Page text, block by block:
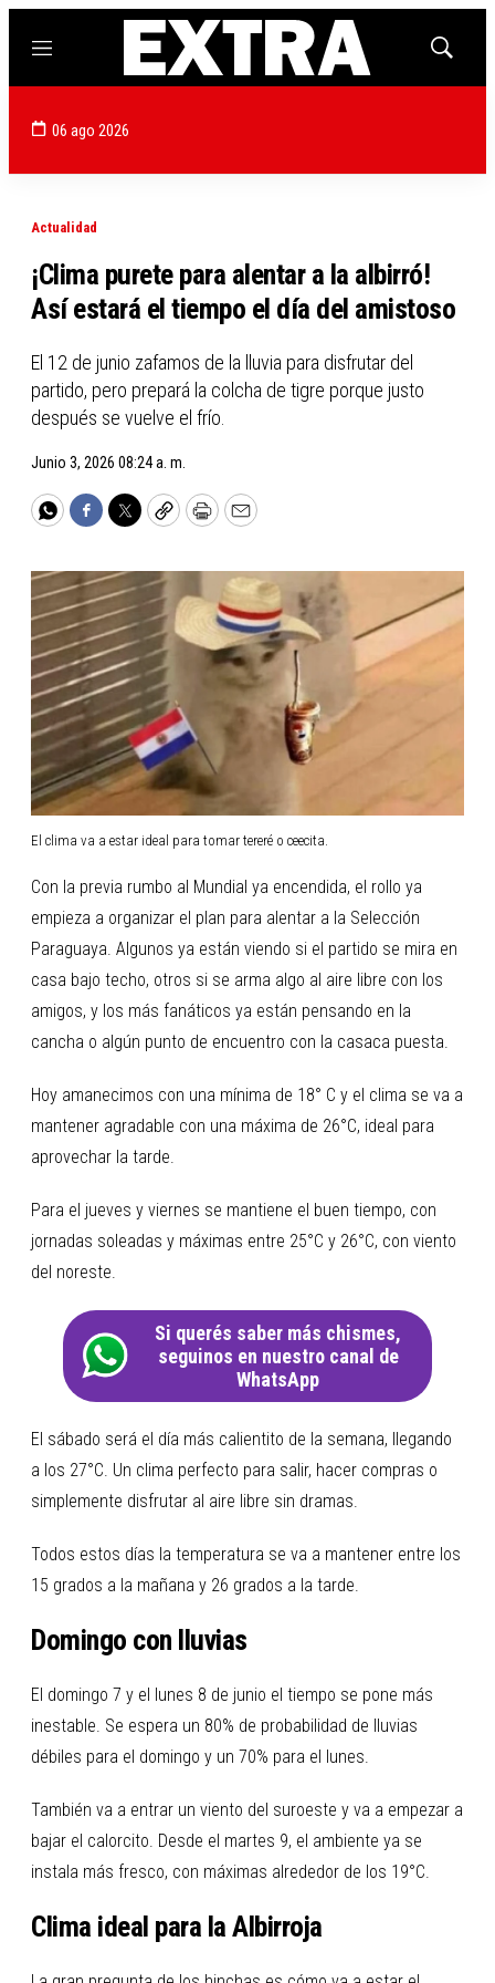
Menú
Mostrar
06 ago 2026
Actualidad
¡Clima purete para alentar a la albirró!
Así estará el tiempo el día del amistoso
El 12 de junio zafamos de la lluvia para disfrutar del
partido, pero prepará la colcha de tigre porque justo
después se vuelve el frío.
Junio 3, 2026 08:24 a. m.
WhatsApp
Facebook
TwitterCopyPrintEmail
El clima va a estar ideal para tomar tereré o ceecita.
Con la previa rumbo al Mundial ya encendida, el rollo ya
empieza a organizar el plan para alentar a la Selección
Paraguaya. Algunos ya están viendo si el partido se mira en
casa bajo techo, otros si se arma algo al aire libre con los
amigos, y los más fanáticos ya están pensando en la
cancha o algún punto de encuentro con la casaca puesta.
Hoy amanecimos con una mínima de 18° C y el clima se va a
mantener agradable con una máxima de 26°C, ideal para
aprovechar la tarde.
Para el jueves y viernes se mantiene el buen tiempo, con
jornadas soleadas y máximas entre 25°C y 26°C, con viento
del noreste.
Si querés saber más chismes,
seguinos en nuestro canal de
WhatsApp
El sábado será el día más calientito de la semana, llegando
a los 27°C. Un clima perfecto para salir, hacer compras o
simplemente disfrutar al aire libre sin dramas.
Todos estos días la temperatura se va a mantener entre los
15 grados a la mañana y 26 grados a la tarde.
Domingo con lluvias
El domingo 7 y el lunes 8 de junio el tiempo se pone más
inestable. Se espera un 80% de probabilidad de lluvias
débiles para el domingo y un 70% para el lunes.
También va a entrar un viento del suroeste y va a empezar a
bajar el calorcito. Desde el martes 9, el ambiente ya se
instala más fresco, con máximas alrededor de los 19°C.
Clima ideal para la Albirroja